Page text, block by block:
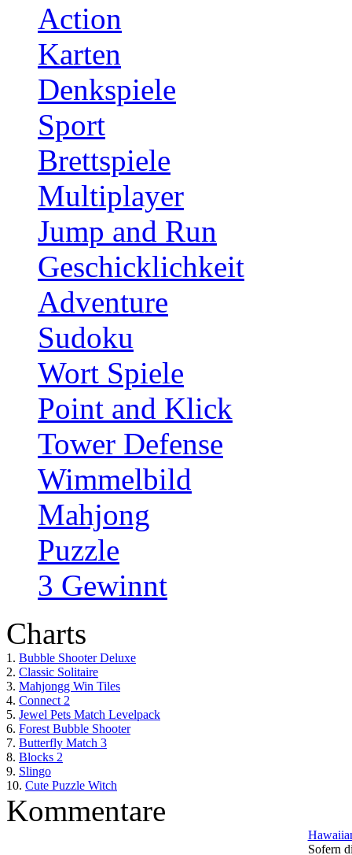
Action
Karten
Denkspiele
Sport
Brettspiele
Multiplayer
Jump and Run
Geschicklichkeit
Adventure
Sudoku
Wort Spiele
Point and Klick
Tower Defense
Wimmelbild
Mahjong
Puzzle
3 Gewinnt
Charts
1. Bubble Shooter Deluxe
2. Classic Solitaire
3. Mahjongg Win Tiles
4. Connect 2
5. Jewel Pets Match Levelpack
6. Forest Bubble Shooter
7. Butterfly Match 3
8. Blocks 2
9. Slingo
10. Cute Puzzle Witch
Kommentare
Sofern